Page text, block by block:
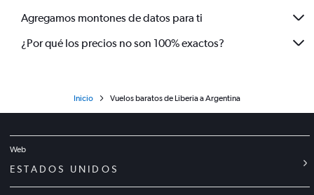
Agregamos montones de datos para ti
¿Por qué los precios no son 100% exactos?
Inicio Vuelos baratos de Liberia a Argentina
Web
ESTADOS UNIDOS